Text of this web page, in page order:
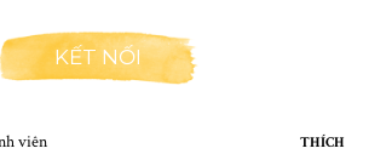
KẾT NỐI
viên THÍCH